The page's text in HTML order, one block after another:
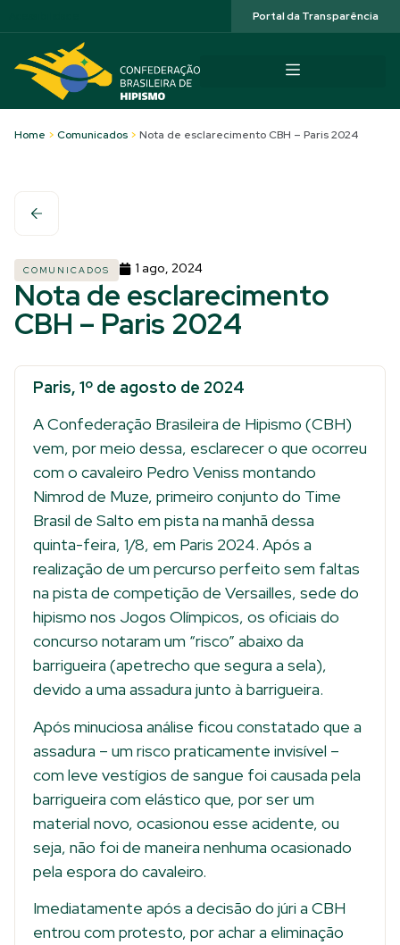
Portal da Transparência
Home > Comunicados > Nota de esclarecimento CBH – Paris 2024
COMUNICADOS 1 ago, 2024
Nota de esclarecimento
CBH – Paris 2024
Paris, 1º de agosto de 2024
A Confederação Brasileira de Hipismo (CBH)
vem, por meio dessa, esclarecer o que ocorreu
com o cavaleiro Pedro Veniss montando
Nimrod de Muze, primeiro conjunto do Time
Brasil de Salto em pista na manhã dessa
quinta-feira, 1/8, em Paris 2024. Após a
realização de um percurso perfeito sem faltas
na pista de competição de Versailles, sede do
hipismo nos Jogos Olímpicos, os oficiais do
concurso notaram um “risco” abaixo da
barrigueira (apetrecho que segura a sela),
devido a uma assadura junto à barrigueira.
Após minuciosa análise ficou constatado que a
assadura – um risco praticamente invisível –
com leve vestígios de sangue foi causada pela
barrigueira com elástico que, por ser um
material novo, ocasionou esse acidente, ou
seja, não foi de maneira nenhuma ocasionado
pela espora do cavaleiro.
Imediatamente após a decisão do júri a CBH
entrou com protesto, por achar a eliminação